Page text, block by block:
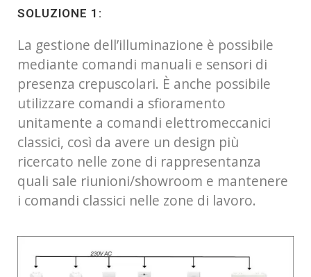
SOLUZIONE 1:
La gestione dell’illuminazione è possibile
mediante comandi manuali e sensori di
presenza crepuscolari. È anche possibile
utilizzare comandi a sfioramento
unitamente a comandi elettromeccanici
classici, così da avere un design più
ricercato nelle zone di rappresentanza
quali sale riunioni/showroom e mantenere
i comandi classici nelle zone di lavoro.